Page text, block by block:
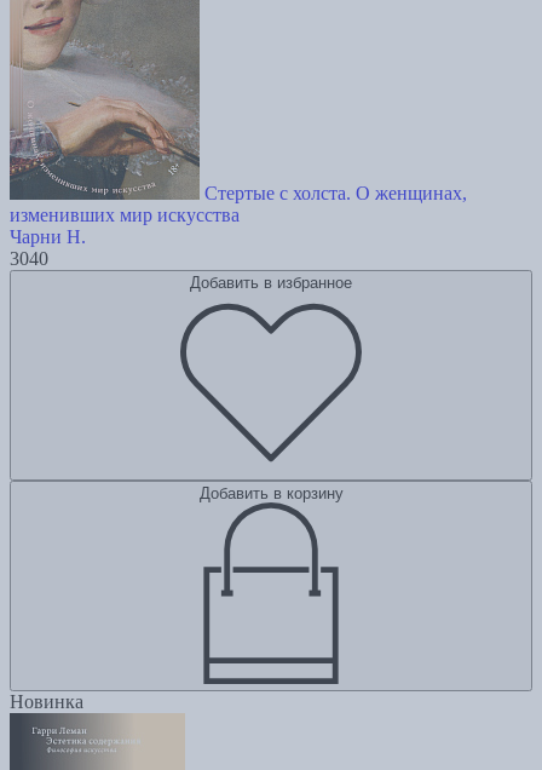
Стертые с холста. О женщинах,
изменивших мир искусства
Чарни Н.
3040
Добавить в избранное
Добавить в корзину
Новинка